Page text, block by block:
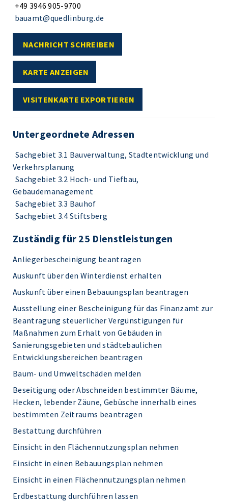
+49 3946 905-9700
bauamt@quedlinburg.de
NACHRICHT SCHREIBEN
KARTE ANZEIGEN
VISITENKARTE EXPORTIEREN
Untergeordnete Adressen
Sachgebiet 3.1 Bauverwaltung, Stadtentwicklung und
Verkehrsplanung
Sachgebiet 3.2 Hoch- und Tiefbau,
Gebäudemanagement
Sachgebiet 3.3 Bauhof
Sachgebiet 3.4 Stiftsberg
Zuständig für 25 Dienstleistungen
Anliegerbescheinigung beantragen
Auskunft über den Winterdienst erhalten
Auskunft über einen Bebauungsplan beantragen
Ausstellung einer Bescheinigung für das Finanzamt zur
Beantragung steuerlicher Vergünstigungen für
Maßnahmen zum Erhalt von Gebäuden in
Sanierungsgebieten und städtebaulichen
Entwicklungsbereichen beantragen
Baum- und Umweltschäden melden
Beseitigung oder Abschneiden bestimmter Bäume,
Hecken, lebender Zäune, Gebüsche innerhalb eines
bestimmten Zeitraums beantragen
Bestattung durchführen
Einsicht in den Flächennutzungsplan nehmen
Einsicht in einen Bebauungsplan nehmen
Einsicht in einen Flächennutzungsplan nehmen
Erdbestattung durchführen lassen